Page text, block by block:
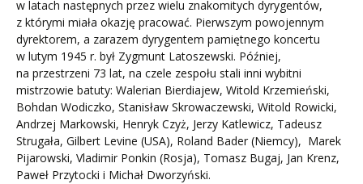
w latach następnych przez wielu znakomitych dyrygentów,
z którymi miała okazję pracować. Pierwszym powojennym
dyrektorem, a zarazem dyrygentem pamiętnego koncertu
w lutym 1945 r. był Zygmunt Latoszewski. Później,
na przestrzeni 73 lat, na czele zespołu stali inni wybitni
mistrzowie batuty: Walerian Bierdiajew, Witold Krzemieński,
Bohdan Wodiczko, Stanisław Skrowaczewski, Witold Rowicki,
Andrzej Markowski, Henryk Czyż, Jerzy Katlewicz, Tadeusz
Strugała, Gilbert Levine (USA), Roland Bader (Niemcy), Marek
Pijarowski, Vladimir Ponkin (Rosja), Tomasz Bugaj, Jan Krenz,
Paweł Przytocki i Michał Dworzyński.